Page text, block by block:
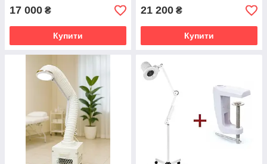
17 000 ₴
Купити
21 200 ₴
Купити